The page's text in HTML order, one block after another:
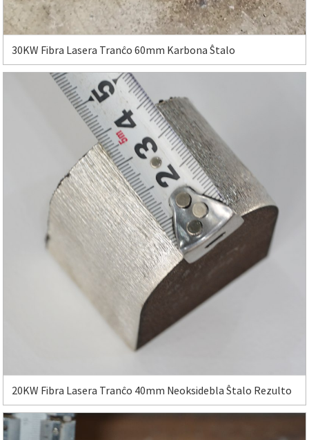
30KW Fibra Lasera Tranĉo 60mm Karbona Ŝtalo
20KW Fibra Lasera Tranĉo 40mm Neoksidebla Ŝtalo Rezulto